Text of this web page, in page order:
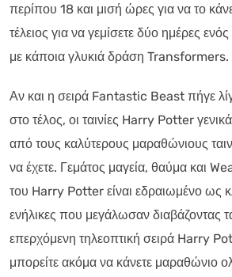
περίπου 18 και μισή ώρες για να το
τέλειος για να γεμίσετε δύο ημέρες
με κάποια γλυκιά δράση Transformers.
Αν και η σειρά Fantastic Beast πήγε
στο τέλος, οι ταινίες Harry Potter
από τους καλύτερους μαραθώνιους
να έχετε. Γεμάτος μαγεία, θαύμα και
του Harry Potter είναι εδραιωμένο ως
ενήλικες που μεγάλωσαν διαβάζοντας
επερχόμενη τηλεοπτική σειρά Harry
μπορείτε ακόμα να κάνετε μαραθώνιο